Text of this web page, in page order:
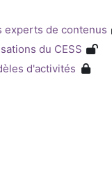
experts de contenus
du CESS
d'activités